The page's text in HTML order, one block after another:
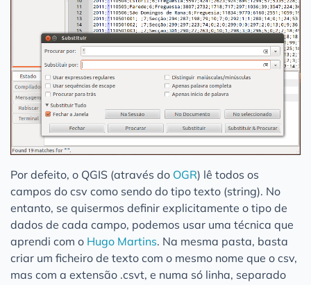
Por defeito, o QGIS (através do OGR) lê todos os
campos do csv como sendo do tipo texto (string). No
entanto, se quisermos definir explicitamente o tipo de
dados de cada campo, podemos usar uma técnica que
aprendi com o Hugo Martins. Na mesma pasta, basta
criar um ficheiro de texto com o mesmo nome que o csv,
mas com a extensão .csvt, e numa só linha, separado